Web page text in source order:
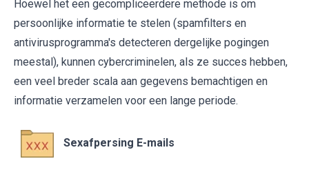
Hoewel het een gecompliceerdere methode is om
persoonlijke informatie te stelen (spamfilters en
antivirusprogramma's detecteren dergelijke pogingen
meestal), kunnen cybercriminelen, als ze succes hebben,
een veel breder scala aan gegevens bemachtigen en
informatie verzamelen voor een lange periode.
Sexafpersing E-mails